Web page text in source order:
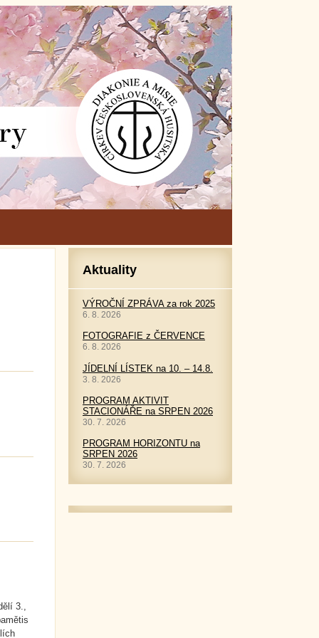
3.,
Aktuality
VÝROČNÍ ZPRÁVA za rok 2025
6. 8. 2026
FOTOGRAFIE z ČERVENCE
6. 8. 2026
JÍDELNÍ LÍSTEK na 10. – 14.8.
3. 8. 2026
PROGRAM AKTIVIT
STACIONÁŘE na SRPEN 2026
30. 7. 2026
PROGRAM HORIZONTU na
SRPEN 2026
30. 7. 2026